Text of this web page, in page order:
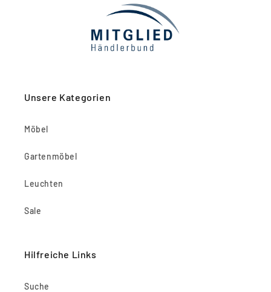
Unsere Kategorien
Möbel
Gartenmöbel
Leuchten
Sale
Hilfreiche Links
Suche